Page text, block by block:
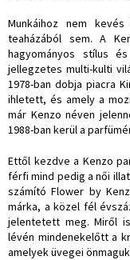
Munkáihoz nem
teaházából sem. A
hagyományos stílus
jellegzetes multi-kulti
1978-ban dobja piacra
ihletett, és amely a
már Kenzo néven
1988-ban kerül a
Ettől kezdve a Kenzo
férfi mind pedig a női
számító Flower by
márka, a közel fél
jelentetett meg. Miről
lévén mindenekelőtt a
amelyek üvegei